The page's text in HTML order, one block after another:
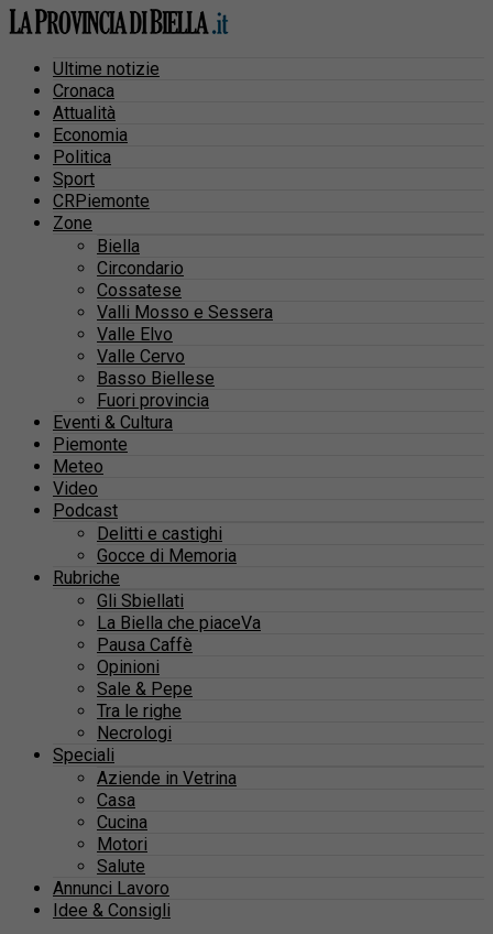
Ultime notizie
Cronaca
Attualità
Economia
Politica
Sport
CRPiemonte
Zone
Biella
Circondario
Cossatese
Valli Mosso e Sessera
Valle Elvo
Valle Cervo
Basso Biellese
Fuori provincia
Eventi & Cultura
Piemonte
Meteo
Video
Podcast
Delitti e castighi
Gocce di Memoria
Rubriche
Gli Sbiellati
La Biella che piaceVa
Pausa Caffè
Opinioni
Sale & Pepe
Tra le righe
Necrologi
Speciali
Aziende in Vetrina
Casa
Cucina
Motori
Salute
Annunci Lavoro
Idee & Consigli